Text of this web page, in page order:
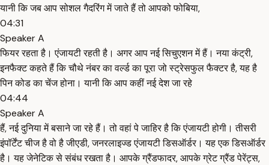
यानी कि जब आप सोशल गैदरिंग में जाते हैं तो आपको फोबिया,
04:31
Speaker A
फियर रहता है। एंजायटी रहती है। अगर आप नई सिचुएशन में हैं। नया कंट्री,
इनफैक्ट कहते हैं कि चौथे नंबर का वर्ल्ड का पूरा जो स्ट्रेसफुल फैक्टर है, यह है
पिन कोड का चेंज होना। यानी कि आप कहीं नई देश जा रहे
04:44
Speaker A
हैं, नई दुनिया में बसाने जा रहे हैं। तो वहां पे जाहिर है कि एंजायटी होगी। तीसरी
इंपॉर्टेंट चीज है वो है जीएडी, जनरलाइज्ड एंजायटी डिसऑर्डर। यह एक डिसऑर्डर
है। यह जेनेटिक से संबंध रखता है। आपके ग्रैंडफादर, आपके ग्रेट ग्रैंड पेरेंट्स,